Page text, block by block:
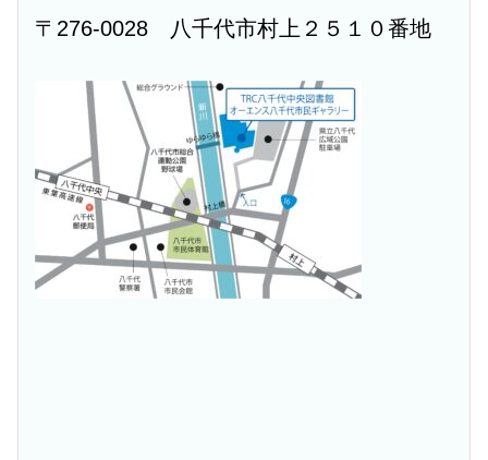
〒276-0028 八千代市村上２５１０番地